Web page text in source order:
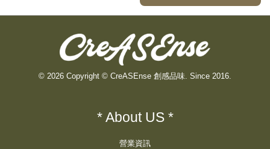
© 2026 Copyright © CreASEnse 創感品味. Since 2016.
* About US *
營業資訊